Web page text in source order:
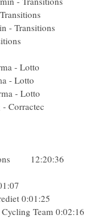
- Transitions
- Lotto
- Lotto
- Lotto
Corractec
12:20:36
0:01:25
Team 0:02:16